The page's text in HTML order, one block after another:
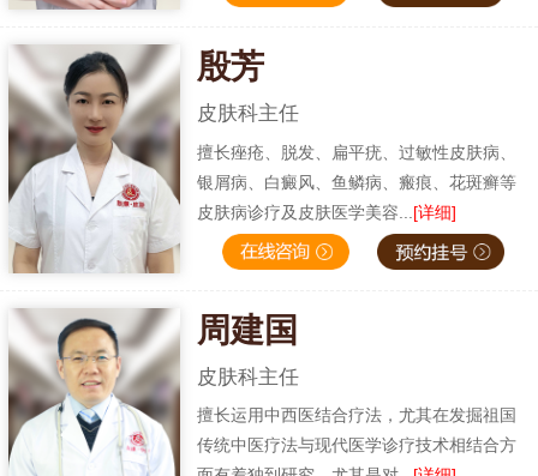
殷芳
皮肤科主任
擅长痤疮、脱发、扁平疣、过敏性皮肤病、
银屑病、白癜风、鱼鳞病、瘢痕、花斑癣等
皮肤病诊疗及皮肤医学美容... [详细]
周建国
皮肤科主任
擅长运用中西医结合疗法，尤其在发掘祖国
传统中医疗法与现代医学诊疗技术相结合方